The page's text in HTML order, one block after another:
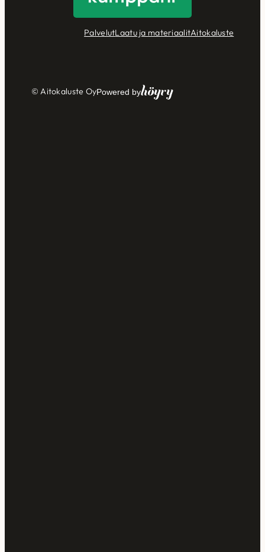
PalvelutLaatu ja materiaalitAitokaluste
© Aitokaluste OyPowered byHöyry